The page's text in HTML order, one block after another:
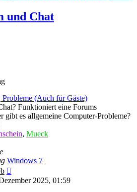
und Chat
(Auch für Gäste)
Funktioniert eine Forums
gibt es allgemeine Computer-Probleme?
, Mueck
Windows 7
Beitrag2025, 01:59